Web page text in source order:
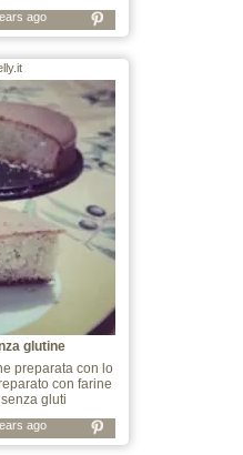
ago
glutine
preparata con lo
con farine
gluti
ago